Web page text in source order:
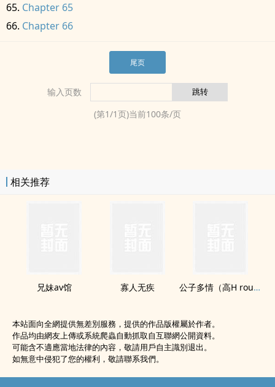
Chapter 65
Chapter 66
尾页
输入页数
(第1/1页)当前100条/页
相关推荐
​­兄​‎妹‎​av馆 寡人无疾 公子多情（‎‍‌高‌­‌H‎‌‍ rou文 np）
本站面向全網提供無差別服務，提供的作品版權屬於作者。
作品均由網友上傳或系統爬蟲自動抓取自互聯網公開資料。
可能含不適應當地法律的內容，敬請用戶自主識別退出。
如無意中侵犯了您的權利，敬請聯系我們。